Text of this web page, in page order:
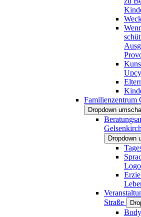
Familienzentrum
Dropdown
Dropdown
Straße